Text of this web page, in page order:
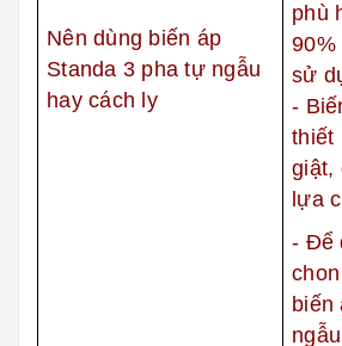
Nên dùng biến áp
Standa 3 pha tự ngẫu
hay cách ly
phù
90%
sử
-
thiết
giật,
lựa
- Để
biến